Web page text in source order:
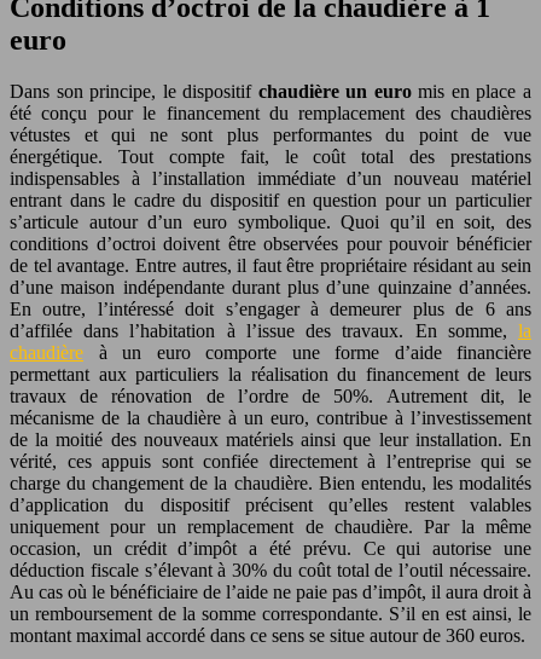
Conditions d’octroi de la chaudière à 1
euro
Dans son principe, le dispositif chaudière un euromis en place a
été conçu pour le financement du remplacement des chaudières
vétustes et qui ne sont plus performantes du point de vue
énergétique. Tout compte fait, le coût total des prestations
indispensables à l’installation immédiate d’un nouveau matériel
entrant dans le cadre du dispositif en question pour un particulier
s’articule autour d’un euro symbolique. Quoi qu’il en soit, des
conditions d’octroi doivent être observées pour pouvoir bénéficier
de tel avantage. Entre autres, il faut être propriétaire résidant au sein
d’une maison indépendante durant plus d’une quinzaine d’années.
En outre, l’intéressé doit s’engager à demeurer plus de 6 ans
d’affilée dans l’habitation à l’issue des travaux. En somme, la
chaudière à un euro comporte une forme d’aide financière
permettant aux particuliers la réalisation du financement de leurs
travaux de rénovation de l’ordre de 50%. Autrement dit, le
mécanisme de la chaudière à un euro, contribue à l’investissement
de la moitié des nouveaux matériels ainsi que leur installation. En
vérité, ces appuis sont confiée directement à l’entreprise qui se
charge du changement de la chaudière. Bien entendu, les modalités
d’application du dispositif précisent qu’elles restent valables
uniquement pour un remplacement de chaudière. Par la même
occasion, un crédit d’impôt a été prévu. Ce qui autorise une
déduction fiscale s’élevant à 30% du coût total de l’outil nécessaire.
Au cas où le bénéficiaire de l’aide ne paie pas d’impôt, il aura droit à
un remboursement de la somme correspondante. S’il en est ainsi, le
montant maximal accordé dans ce sens se situe autour de 360 euros.